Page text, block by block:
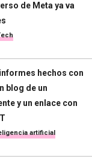
de Meta ya va
hechos con
blog de un
y un enlace con
artificial